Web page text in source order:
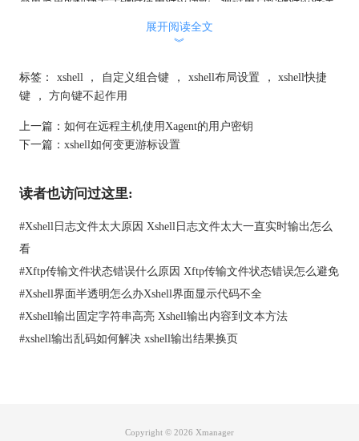
框可变更快捷方式键的组合键（具体操作可以参考：
），也可在组合键上分配菜单、发送字符串、运
本文为原创，转载请注明原址：
http://www.xshellcn.com/zhishi/kuaijie-key.html
展开阅读全文
︾
标签： xshell ， 自定义组合键 ， xshell布局设置 ，
xshell快捷
键
， 方向键不起作用
上一篇： 如何在远程主机使用Xagent的用户密钥
下一篇： xshell如何变更游标设置
读者也访问过这里:
#Xshell日志文件太大原因 Xshell日志文件太大一直实时输出怎么
看
#Xftp传输文件状态错误什么原因 Xftp传输文件状态错误怎么避免
#Xshell界面半透明怎么办Xshell界面显示代码不全
#Xshell输出固定字符串高亮 Xshell输出内容到文本方法
#xshell输出乱码如何解决 xshell输出结果换页
Copyright © 2026 Xmanager